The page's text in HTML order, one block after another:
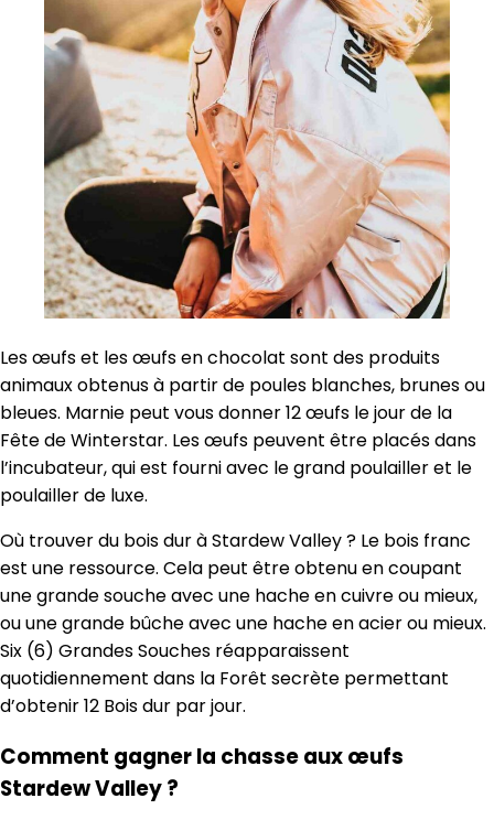
Les œufs et les œufs en chocolat sont des produits
animaux obtenus à partir de poules blanches, brunes ou
bleues. Marnie peut vous donner 12 œufs le jour de la
Fête de Winterstar. Les œufs peuvent être placés dans
l’incubateur, qui est fourni avec le grand poulailler et le
poulailler de luxe.
Où trouver du bois dur à Stardew Valley ? Le bois franc
est une ressource. Cela peut être obtenu en coupant
une grande souche avec une hache en cuivre ou mieux,
ou une grande bûche avec une hache en acier ou mieux.
Six (6) Grandes Souches réapparaissent
quotidiennement dans la Forêt secrète permettant
d’obtenir 12 Bois dur par jour.
Comment gagner la chasse aux œufs
Stardew Valley ?